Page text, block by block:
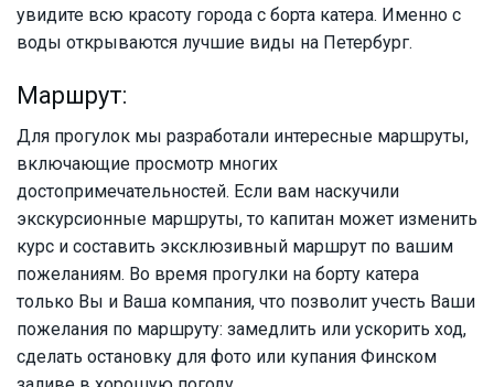
увидите всю красоту города с борта катера. Именно с
воды открываются лучшие виды на Петербург.
Маршрут:
Для прогулок мы разработали интересные маршруты,
включающие просмотр многих
достопримечательностей. Если вам наскучили
экскурсионные маршруты, то капитан может изменить
курс и составить эксклюзивный маршрут по вашим
пожеланиям. Во время прогулки на борту катера
только Вы и Ваша компания, что позволит учесть Ваши
пожелания по маршруту: замедлить или ускорить ход,
сделать остановку для фото или купания Финском